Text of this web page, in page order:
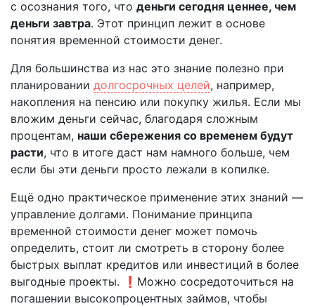
с осознания того, что деньги сегодня ценнее, чем
деньги завтра. Этот принцип лежит в основе
понятия временной стоимости денег.
Для большинства из нас это знание полезно при
планировании долгосрочных целей, например,
накопления на пенсию или покупку жилья. Если мы
вложим деньги сейчас, благодаря сложным
процентам, наши сбережения со временем будут
расти, что в итоге даст нам намного больше, чем
если бы эти деньги просто лежали в копилке.
Ещё одно практическое применение этих знаний —
управление долгами. Понимание принципа
временной стоимости денег может помочь
определить, стоит ли смотреть в сторону более
быстрых выплат кредитов или инвестиций в более
выгодные проекты. ❗️Можно сосредоточиться на
погашении высокопроцентных займов, чтобы